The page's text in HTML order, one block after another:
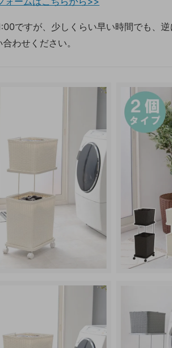
ですが、少しくらい早い時間でも、
わせください。